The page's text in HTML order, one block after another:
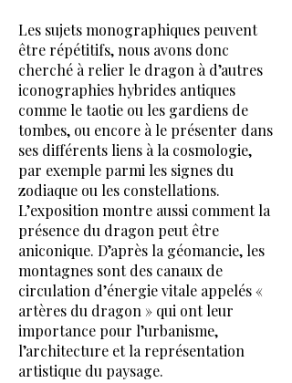
Les sujets monographiques peuvent
être répétitifs, nous avons donc
cherché à relier le dragon à d’autres
iconographies hybrides antiques
comme le taotie ou les gardiens de
tombes, ou encore à le présenter dans
ses différents liens à la cosmologie,
par exemple parmi les signes du
zodiaque ou les constellations.
L’exposition montre aussi comment la
présence du dragon peut être
aniconique. D’après la géomancie, les
montagnes sont des canaux de
circulation d’énergie vitale appelés «
artères du dragon » qui ont leur
importance pour l’urbanisme,
l’architecture et la représentation
artistique du paysage.